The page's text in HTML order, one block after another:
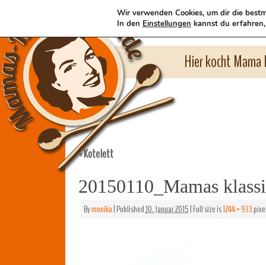
Hier kocht
«Kotelett
20150110_Mamas
Bymonika|Published10. Januar 2015|Full size is1244 × 933
Wir verwenden Cookies, um dir die
In den Einstellungen kannst du